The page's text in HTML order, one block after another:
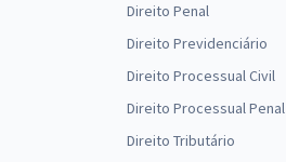
Direito Penal
Direito Previdenciário
Direito Processual Civil
Direito Processual Penal
Direito Tributário